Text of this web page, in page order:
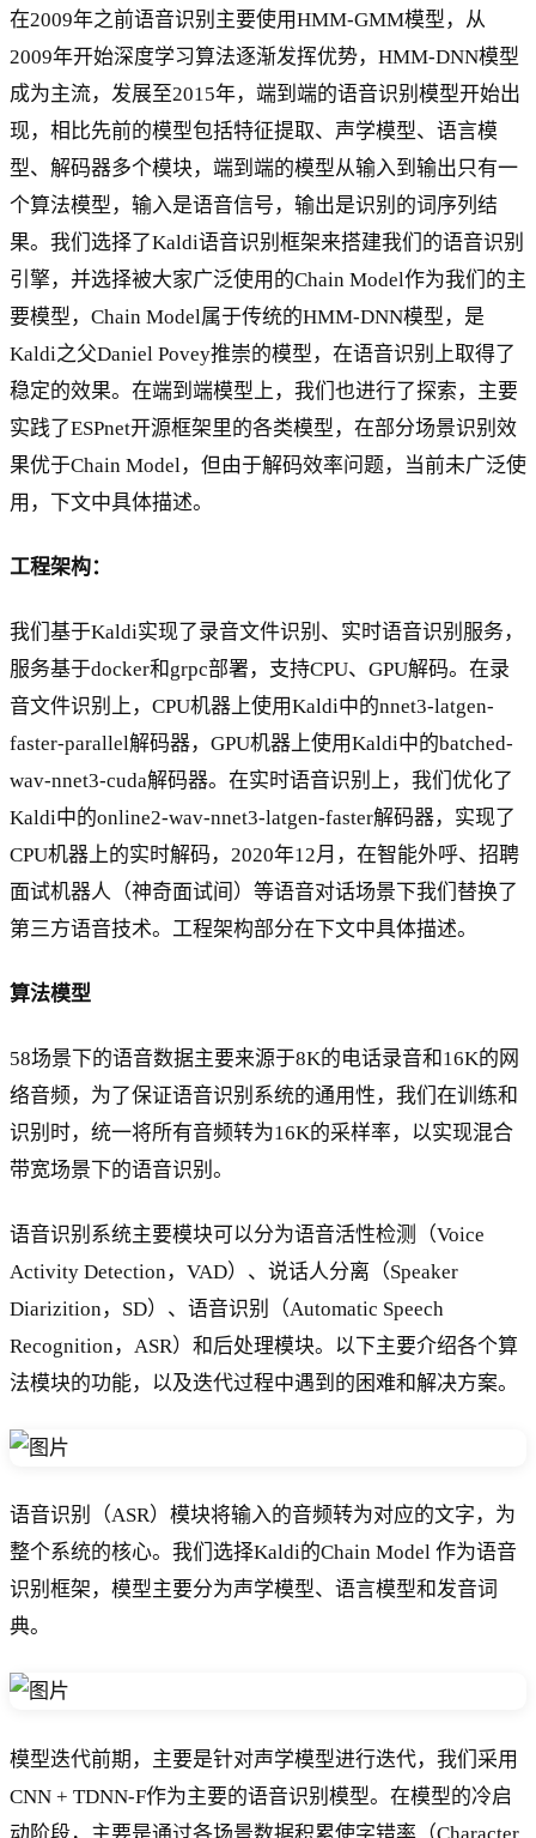
在2009年之前语音识别主要使用HMM-GMM模型，从
2009年开始深度学习算法逐渐发挥优势，HMM-DNN模型
成为主流，发展至2015年，端到端的语音识别模型开始出
现，相比先前的模型包括特征提取、声学模型、语言模
型、解码器多个模块，端到端的模型从输入到输出只有一
个算法模型，输入是语音信号，输出是识别的词序列结
果。我们选择了Kaldi语音识别框架来搭建我们的语音识别
引擎，并选择被大家广泛使用的Chain Model作为我们的主
要模型，Chain Model属于传统的HMM-DNN模型，是
Kaldi之父Daniel Povey推崇的模型，在语音识别上取得了
稳定的效果。在端到端模型上，我们也进行了探索，主要
实践了ESPnet开源框架里的各类模型，在部分场景识别效
果优于Chain Model，但由于解码效率问题，当前未广泛使
用，下文中具体描述。
工程架构：
我们基于Kaldi实现了录音文件识别、实时语音识别服务，
服务基于docker和grpc部署，支持CPU、GPU解码。在录
音文件识别上，CPU机器上使用Kaldi中的nnet3-latgen-
faster-parallel解码器，GPU机器上使用Kaldi中的batched-
wav-nnet3-cuda解码器。在实时语音识别上，我们优化了
Kaldi中的online2-wav-nnet3-latgen-faster解码器，实现了
CPU机器上的实时解码，2020年12月，在智能外呼、招聘
面试机器人（神奇面试间）等语音对话场景下我们替换了
第三方语音技术。工程架构部分在下文中具体描述。
算法模型
58场景下的语音数据主要来源于8K的电话录音和16K的网
络音频，为了保证语音识别系统的通用性，我们在训练和
识别时，统一将所有音频转为16K的采样率，以实现混合
带宽场景下的语音识别。
语音识别系统主要模块可以分为语音活性检测（Voice
Activity Detection，VAD）、说话人分离（Speaker
Diarizition，SD）、语音识别（Automatic Speech
Recognition，ASR）和后处理模块。以下主要介绍各个算
法模块的功能，以及迭代过程中遇到的困难和解决方案。
语音识别（ASR）模块将输入的音频转为对应的文字，为
整个系统的核心。我们选择Kaldi的Chain Model 作为语音
识别框架，模型主要分为声学模型、语言模型和发音词
典。
模型迭代前期，主要是针对声学模型进行迭代，我们采用
CNN + TDNN-F作为主要的语音识别模型。在模型的冷启
动阶段，主要是通过各场景数据积累使字错率（Character